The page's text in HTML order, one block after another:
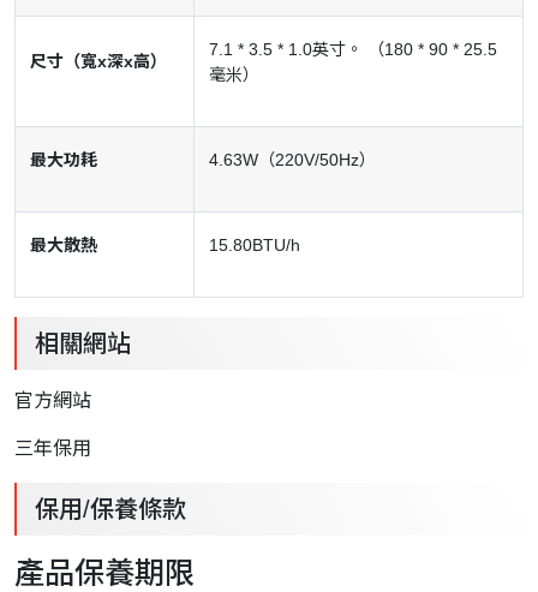
尺寸（寬x深x高）
7.1 * 3.5 * 1.0英寸。 （180 * 90 * 25.5
毫米）
最大功耗 4.63W（220V/50Hz）
最大散熱 15.80BTU/h
相關網站
官方網站
三年保用
保用/保養條款
產品保養期限